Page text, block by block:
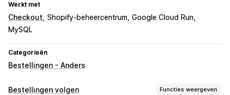
Werkt met
Checkout Shopify-beheercentrum Google Cloud Run
MySQL
Categorieën
Bestellingen - Anders
Bestellingen volgen Functies weergeven